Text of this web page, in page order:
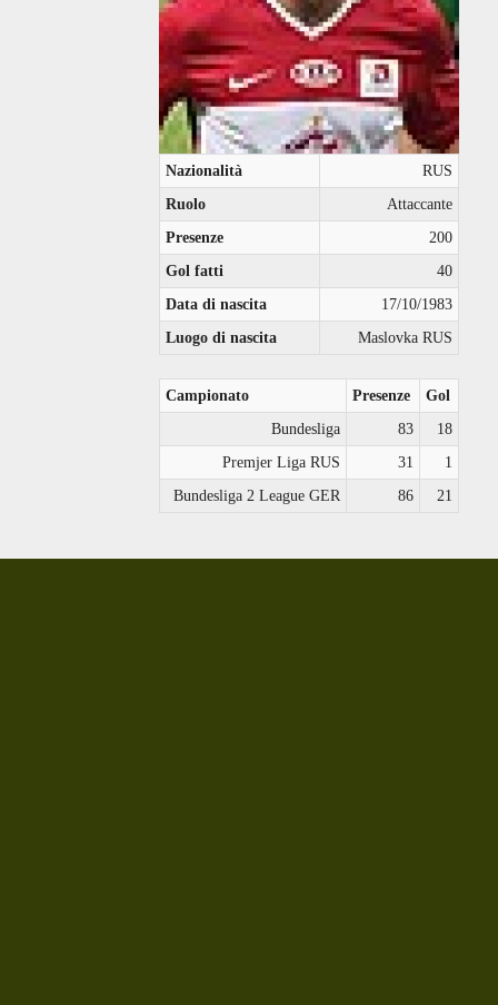
Nazionalità
RUS
Ruolo
Attaccante
Presenze
200
Gol fatti
40
Data di nascita
17/10/1983
Luogo di nascita
Maslovka RUS
Campionato Presenze
Gol
Bundesliga
83
18
Premjer Liga RUS
31
1
Bundesliga 2 League GER
86 21